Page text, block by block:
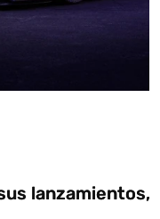
si es